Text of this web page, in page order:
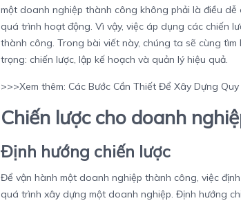
một doanh nghiệp thành công không phải là điều
quá trình hoạt động. Vì vậy, việc áp dụng các chiến
thành công. Trong bài viết này, chúng ta sẽ cùng tìm
trọng: chiến lược, lập kế hoạch và quản lý hiệu quả.
>>>Xem thêm: Các Bước Cần Thiết Để Xây Dựng
Chiến lược cho doanh
Định hướng chiến lược
Để vận hành một doanh nghiệp thành công, việc
quá trình xây dựng một doanh nghiệp. Định hướng